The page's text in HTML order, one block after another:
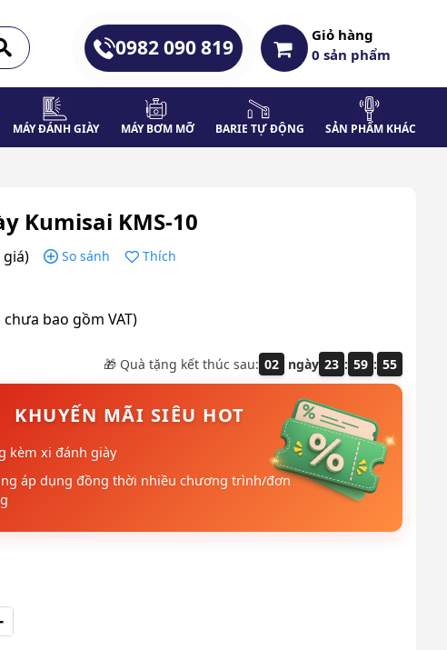
0982 090 819
Giỏ hàng
0sản phẩm
MÁY ĐÁNH GIÀY MÁY BƠM MỠ BARIE TỰ ĐỘNG SẢN PHẨM KHÁC
Kumisai KMS-10
So sánh
Thích
chưa bao gồm VAT)
🎁 Quà tặng kết thúc sau: 02 ngày 23 : 59 : 54
KHUYẾN MÃI SIÊU HOT
kèm xi đánh giày
áp dụng đồng thời nhiều chương trình/đơn